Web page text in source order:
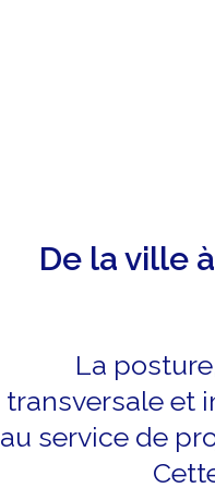
De la ville
La
transversale et
au service de